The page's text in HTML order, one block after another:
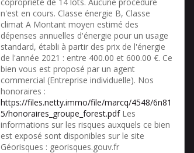
n'est en cours. Classe énergie B, Classe
climat A Montant moyen estimé des
dépenses annuelles d'énergie pour un usage
standard, établi à partir des prix de l'énergie
de l'année 2021 : entre 400.00 et 600.00 €. Ce
bien vous est proposé par un agent
commercial (Entreprise individuelle). Nos
honoraires :
https://files.netty.immo/file/marcq/4548/6n81
5/honoraires_groupe_forest.pdfLes
informations sur les risques auxquels ce bien
est exposé sont disponibles sur le site
Géorisques : georisques.gouv.fr